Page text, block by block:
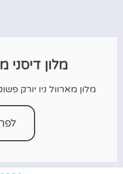
מלון דיסני
מלון מארוול ניו יורק